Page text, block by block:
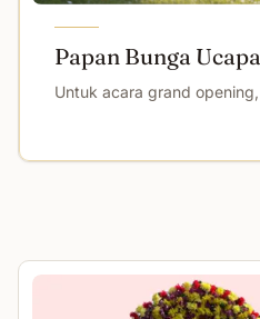
Papan Bunga
Untuk acara grand